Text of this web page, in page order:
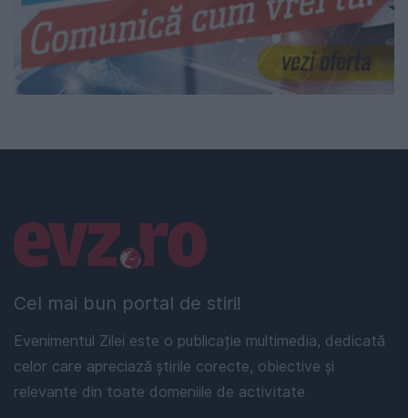
Cel mai bun portal de stiri!
Evenimentul Zilei este o publicație multimedia, dedicată
celor care apreciază știrile corecte, obiective și
relevante din toate domeniile de activitate
Linkuri utile